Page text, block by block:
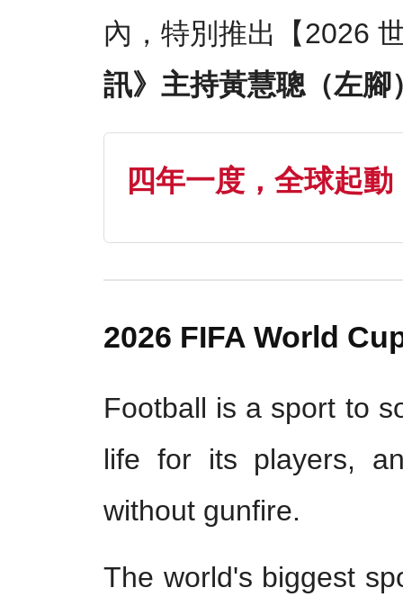
內，特別推出【2026
訊》主持黃慧聰（左腳
四年一度，全球起
2026 FIFA World
Football is a sport to
life for its players,
without gunfire.
The world's biggest